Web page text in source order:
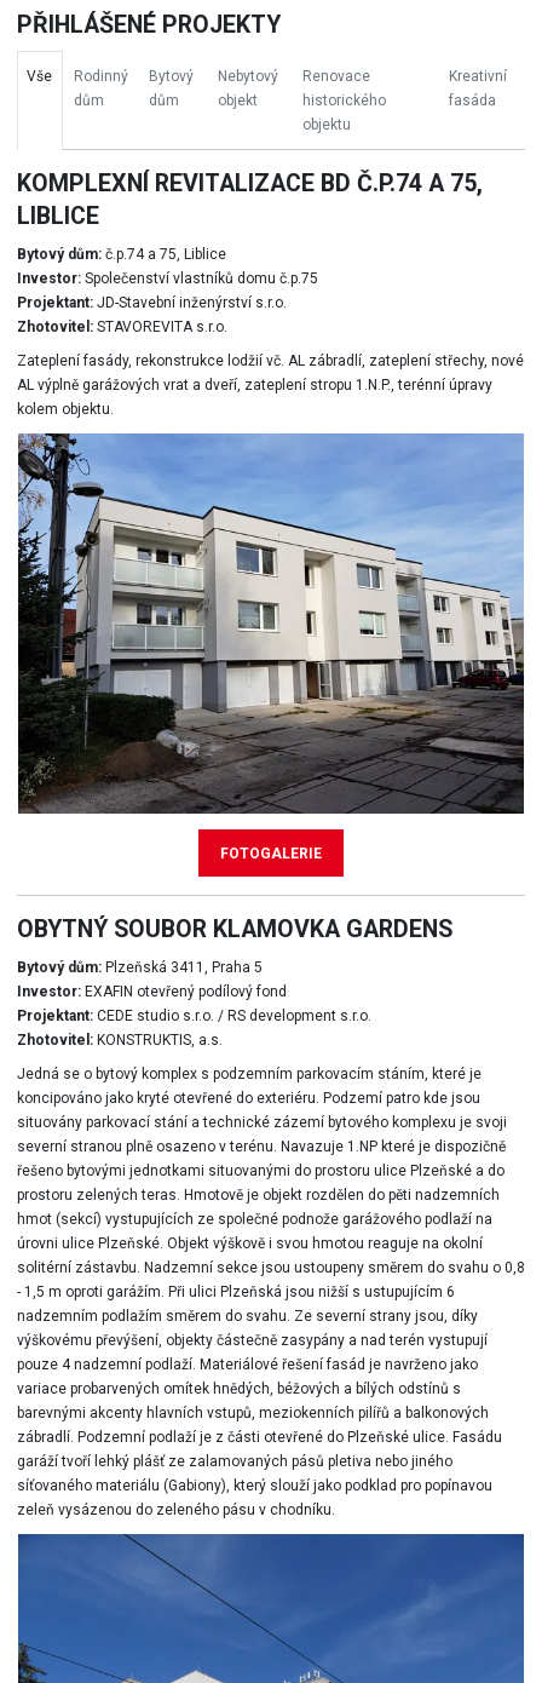
PŘIHLÁŠENÉ PROJEKTY
Vše
Rodinný
dům
Bytový
dům
Nebytový
objekt
Renovace
historického
objektu
Kreativní
fasáda
FOTOGALERIE
KOMPLEXNÍ REVITALIZACE BD Č.P.74 A 75,
LIBLICE
Bytový dům:č.p.74 a 75, Liblice
Investor:Společenství vlastníků domu č.p.75
Projektant:JD-Stavební inženýrství s.r.o.
Zhotovitel:STAVOREVITA s.r.o.
Zateplení fasády, rekonstrukce lodžií vč. AL zábradlí, zateplení střechy, nové
AL výplně garážových vrat a dveří, zateplení stropu 1.N.P., terénní úpravy
kolem objektu.
OBYTNÝ SOUBOR KLAMOVKA GARDENS
Bytový dům:Plzeňská 3411, Praha 5
Investor:EXAFIN otevřený podílový fond
Projektant:CEDE studio s.r.o. / RS development s.r.o.
Zhotovitel:KONSTRUKTIS, a.s.
Jedná se o bytový komplex s podzemním parkovacím stáním, které je
koncipováno jako kryté otevřené do exteriéru. Podzemí patro kde jsou
situovány parkovací stání a technické zázemí bytového komplexu je svoji
severní stranou plně osazeno v terénu. Navazuje 1.NP které je dispozičně
řešeno bytovými jednotkami situovanými do prostoru ulice Plzeňské a do
prostoru zelených teras. Hmotově je objekt rozdělen do pěti nadzemních
hmot (sekcí) vystupujících ze společné podnože garážového podlaží na
úrovni ulice Plzeňské. Objekt výškově i svou hmotou reaguje na okolní
solitérní zástavbu. Nadzemní sekce jsou ustoupeny směrem do svahu o 0,8
- 1,5 m oproti garážím. Při ulici Plzeňská jsou nižší s ustupujícím 6
nadzemním podlažím směrem do svahu. Ze severní strany jsou, díky
výškovému převýšení, objekty částečně zasypány a nad terén vystupují
pouze 4 nadzemní podlaží. Materiálové řešení fasád je navrženo jako
variace probarvených omítek hnědých, béžových a bílých odstínů s
barevnými akcenty hlavních vstupů, meziokenních pilířů a balkonových
zábradlí. Podzemní podlaží je z části otevřené do Plzeňské ulice. Fasádu
garáží tvoří lehký plášť ze zalamovaných pásů pletiva nebo jiného
síťovaného materiálu (Gabiony), který slouží jako podklad pro popínavou
zeleň vysázenou do zeleného pásu v chodníku.